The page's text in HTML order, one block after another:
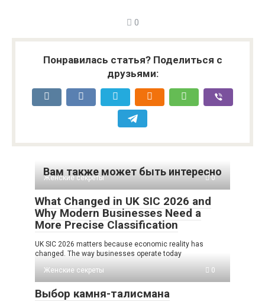
0
Понравилась статья? Поделиться с
друзьями:
Вам также может быть интересно
Женские секреты 0
What Changed in UK SIC 2026 and
Why Modern Businesses Need a
More Precise Classification
UK SIC 2026 matters because economic reality has
changed. The way businesses operate today
Женские секреты
0
Выбор камня-талисмана